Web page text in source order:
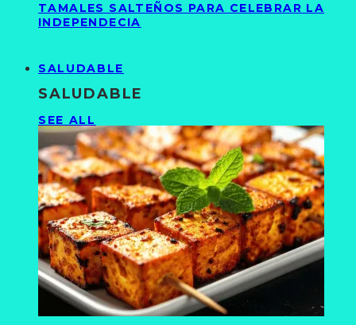
TAMALES SALTEÑOS PARA CELEBRAR LA
INDEPENDECIA
SALUDABLE
SALUDABLE
SEE ALL